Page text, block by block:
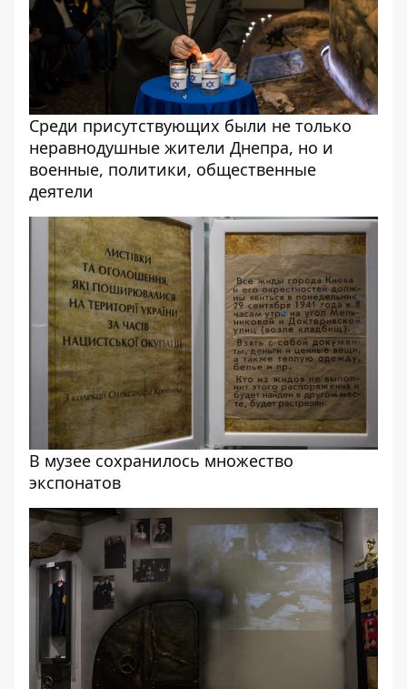
Среди присутствующих были не только
неравнодушные жители Днепра, но и
военные, политики, общественные
деятели
В музее сохранилось множество
экспонатов